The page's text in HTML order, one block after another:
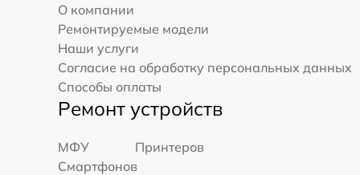
О компании
Ремонтируемые модели
Наши услуги
Согласие на обработку персональных данных
Способы оплаты
Ремонт устройств
МФУ
Принтеров
Смартфонов